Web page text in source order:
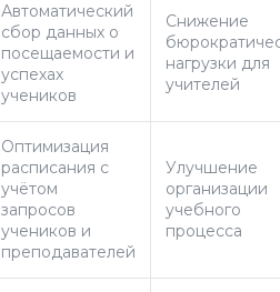
Автоматический
сбор данных о
посещаемости и
успехах
учеников
Снижение
нагрузки для
учителей
Оптимизация
расписания с
учётом
запросов
учеников и
преподавателей
Улучшение
организации
учебного
процесса